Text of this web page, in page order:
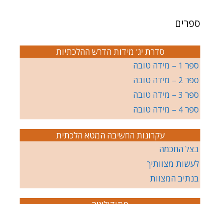
ספרים
סדרת יג' מידות הדרש ההלכתיות
ספר 1 – מידה טובה
ספר 2 – מידה טובה
ספר 3 – מידה טובה
ספר 4 – מידה טובה
עקרונות החשיבה המטא הלכתית
בצל החכמה
לעשות מצוותיך
בנתיב המצוות